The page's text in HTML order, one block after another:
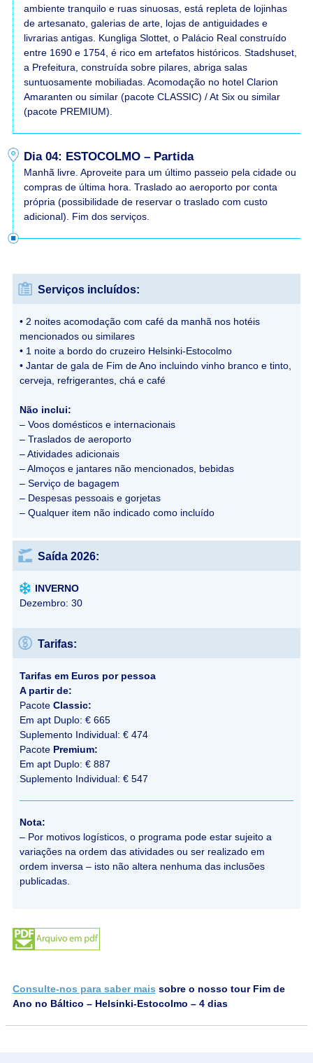
ambiente tranquilo e ruas sinuosas, está repleta de lojinhas
de artesanato, galerias de arte, lojas de antiguidades e
livrarias antigas. Kungliga Slottet, o Palácio Real construído
entre 1690 e 1754, é rico em artefatos históricos. Stadshuset,
a Prefeitura, construída sobre pilares, abriga salas
suntuosamente mobiliadas. Acomodação no hotel Clarion
Amaranten ou similar (pacote CLASSIC) / At Six ou similar
(pacote PREMIUM).
Dia 04: ESTOCOLMO – Partida
Manhã livre. Aproveite para um último passeio pela cidade ou
compras de última hora. Traslado ao aeroporto por conta
própria (possibilidade de reservar o traslado com custo
adicional). Fim dos serviços.
Serviços incluídos:
• 2 noites acomodação com café da manhã nos hotéis
mencionados ou similares
• 1 noite a bordo do cruzeiro Helsinki-Estocolmo
• Jantar de gala de Fim de Ano incluindo vinho branco e tinto,
cerveja, refrigerantes, chá e café
Não inclui:
– Voos domésticos e internacionais
– Traslados de aeroporto
– Atividades adicionais
– Almoços e jantares não mencionados, bebidas
– Serviço de bagagem
– Despesas pessoais e gorjetas
– Qualquer item não indicado como incluído
Saída 2026:
INVERNO
Dezembro: 30
Tarifas:
Tarifas em Euros por pessoa
A partir de:
Pacote Classic:
Em apt Duplo: € 665
Suplemento Individual: € 474
Pacote Premium:
Em apt Duplo: € 887
Suplemento Individual: € 547
Nota:
– Por motivos logísticos, o programa pode estar sujeito a
variações na ordem das atividades ou ser realizado em
ordem inversa – isto não altera nenhuma das inclusões
publicadas.
Consulte-nos para saber mais sobre o nosso tour Fim de
Ano no Báltico – Helsinki-Estocolmo – 4 dias